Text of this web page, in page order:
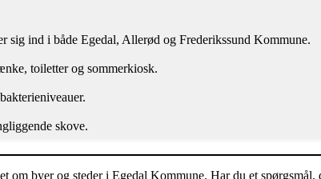
sig ind i både Egedal, Allerød og Frederikssund Kommune.
toiletter og sommerkiosk.
skove.
byer og steder i Egedal Kommune. Har du et spørgsmål,